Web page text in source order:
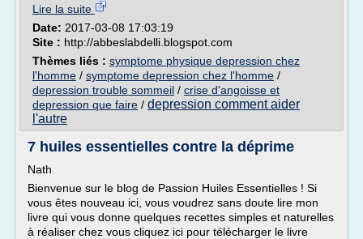
Lire la suite
Date: 2017-03-08 17:03:19
Site : http://abbeslabdelli.blogspot.com
Thèmes liés : symptome physique depression chez
l'homme / symptome depression chez l'homme /
depression trouble sommeil / crise d'angoisse et
depression que faire / depression comment aider
l'autre
7 huiles essentielles contre la déprime
Nath
Bienvenue sur le blog de Passion Huiles Essentielles ! Si
vous êtes nouveau ici, vous voudrez sans doute lire mon
livre qui vous donne quelques recettes simples et naturelles
à réaliser chez vous cliquez ici pour télécharger le livre